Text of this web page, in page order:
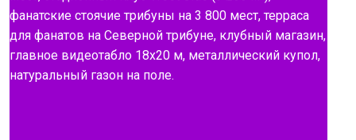
фанатские стоячие трибуны на 3 800 мест, терраса
для фанатов на Северной трибуне, клубный магазин,
главное видеотабло 18x20 м, металлический купол,
натуральный газон на поле.